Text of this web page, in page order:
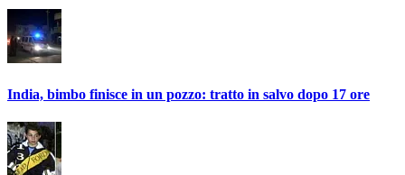
India, bimbo finisce in un pozzo: tratto in salvo dopo 17 ore